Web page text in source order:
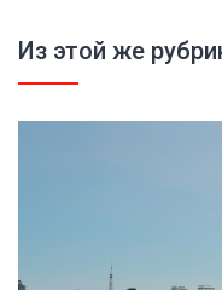
Из этой же